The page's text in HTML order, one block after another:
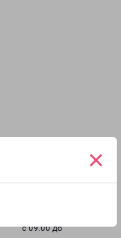
×
с 09:00 до